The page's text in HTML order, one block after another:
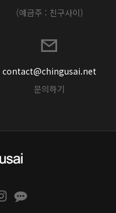
(예금주 : 친구사이)
contact@chingusai.net
문의하기